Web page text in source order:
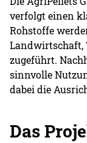
verfolgt einen
Rohstoffe
Landwirtschaft,
zugeführt.
sinnvolle
dabei die
Das